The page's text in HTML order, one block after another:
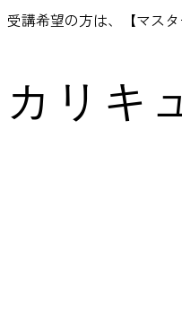
受講希望の方は、【マス
カリキ